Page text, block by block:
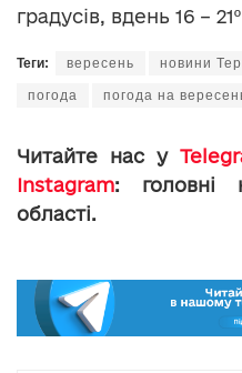
градусів, вдень 16 –
Теги: вересень новини
погода погода на
Читайте нас у
Instagram: головні
області.